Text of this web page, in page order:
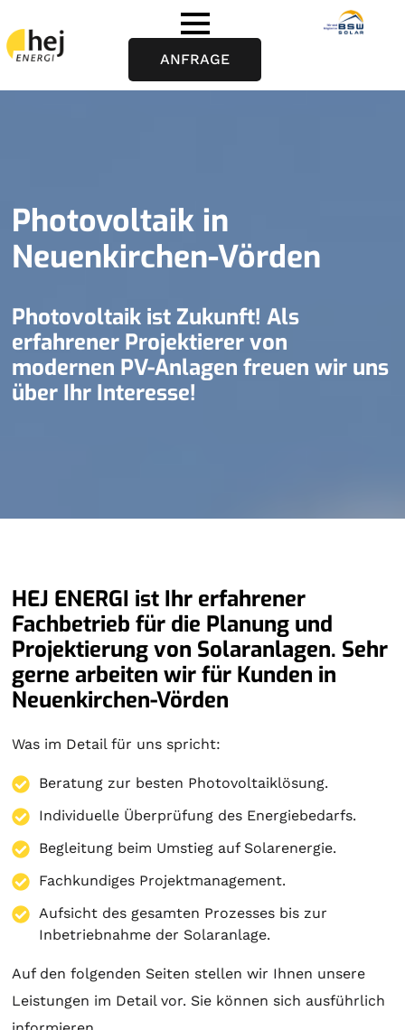
ANFRAGE
Photovoltaik in
Neuenkirchen-Vörden
Photovoltaik ist Zukunft! Als
erfahrener Projektierer von
modernen PV-Anlagen freuen wir uns
über Ihr Interesse!
HEJ ENERGI ist Ihr erfahrener
Fachbetrieb für die Planung und
Projektierung von Solaranlagen. Sehr
gerne arbeiten wir für Kunden in
Neuenkirchen-Vörden
Was im Detail für uns spricht:
Beratung zur besten Photovoltaiklösung.
Individuelle Überprüfung des Energiebedarfs.
Begleitung beim Umstieg auf Solarenergie.
Fachkundiges Projektmanagement.
Aufsicht des gesamten Prozesses bis zur
Inbetriebnahme der Solaranlage.
Auf den folgenden Seiten stellen wir Ihnen unsere
Leistungen im Detail vor. Sie können sich ausführlich